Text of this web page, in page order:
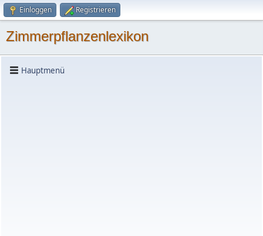
Einloggen Registrieren
Zimmerpflanzenlexikon
Hauptmenü